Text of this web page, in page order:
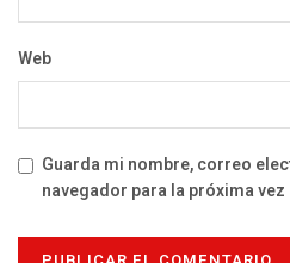
Web
Guarda mi nombre, correo
navegador para la próxima